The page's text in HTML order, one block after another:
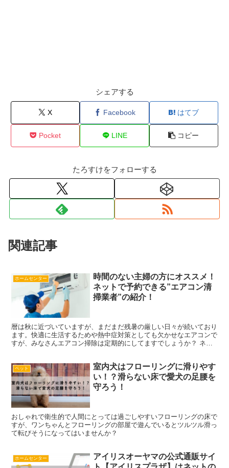
シェアする
X Facebook はてブ
Pocket LINE コピー
たろすけをフォローする
関連記事
ホームセンター
時間のない主婦の方にオススメ！
ネットで予約できる”エアコン清
掃業者”の紹介！
暦は秋に近づいていますが、まだまだ残暑の厳しい日々が続いており
ます。快適に生活するためや熱中症対策としても欠かせなエアコンで
すが、みなさんエアコン掃除は定期的にしてますでしょうか？ ネッ
ペット
室内犬はフローリングに滑りやす
い！？滑らない床で愛犬の足腰を
守ろう！
おしゃれで衛生的で人間にとっては過ごしやすいフローリングの床で
すが、ワンちゃんとフローリングの部屋で遊んでいるとツルツル滑っ
て転びそうになってはいませんか？
ホームセンター
アイリスオーヤマの公式通販サイ